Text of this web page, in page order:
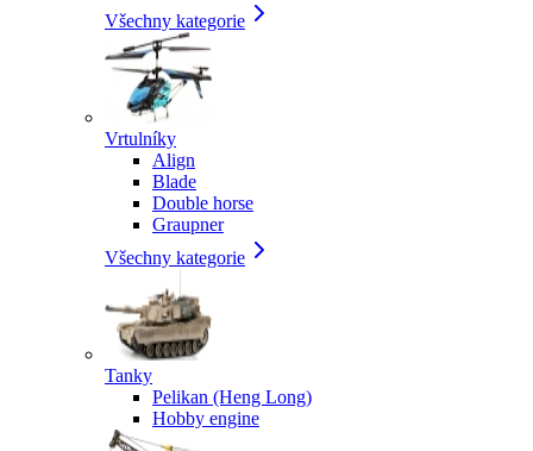
Všechny kategorie
Vrtulníky
Align
Blade
Double horse
Graupner
Všechny kategorie
Tanky
Pelikan (Heng Long)
Hobby engine